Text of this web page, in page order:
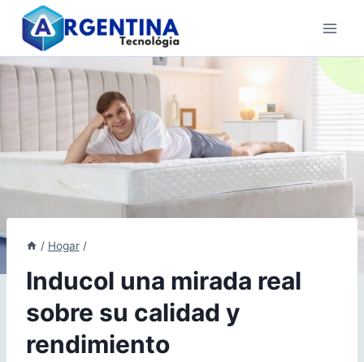
Skip
content
/ Hogar /
Inducol una mirada real
sobre su calidad y
rendimiento